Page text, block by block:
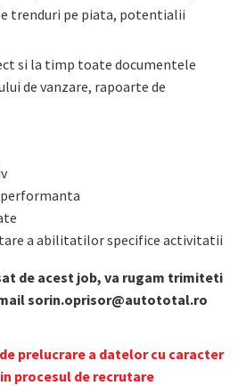
trenduri pe piata, potentialii
si la timp toate documentele
de vanzare, rapoarte de
a abilitatilor specifice activitatii
de acest job, va rugam trimiteti
sorin.oprisor@autototal.ro
prelucrare a datelor cu caracter
procesul de recrutare